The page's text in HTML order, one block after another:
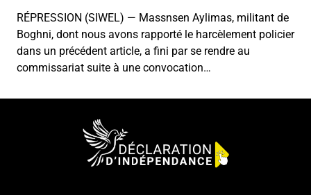
RÉPRESSION (SIWEL) — Massnsen Aylimas, militant de
Boghni, dont nous avons rapporté le harcèlement policier
dans un précédent article, a fini par se rendre au
commissariat suite à une convocation…